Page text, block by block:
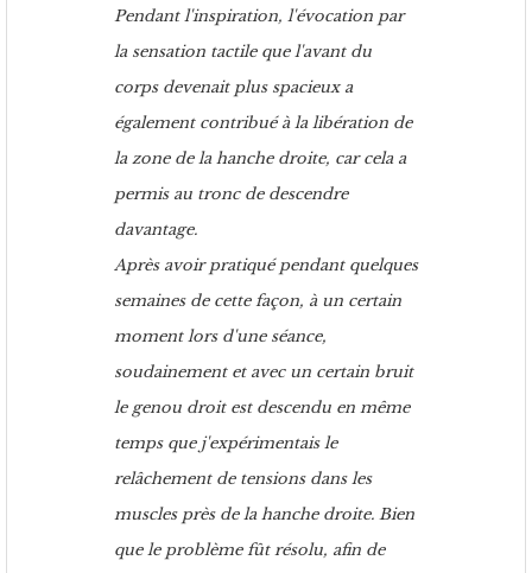
Pendant l'inspiration, l'évocation par
la sensation tactile que l'avant du
corps devenait plus spacieux a
également contribué à la libération de
la zone de la hanche droite, car cela a
permis au tronc de descendre
davantage.
Après avoir pratiqué pendant quelques
semaines de cette façon, à un certain
moment lors d'une séance,
soudainement et avec un certain bruit
le genou droit est descendu en même
temps que j'expérimentais le
relâchement de tensions dans les
muscles près de la hanche droite. Bien
que le problème fût résolu, afin de